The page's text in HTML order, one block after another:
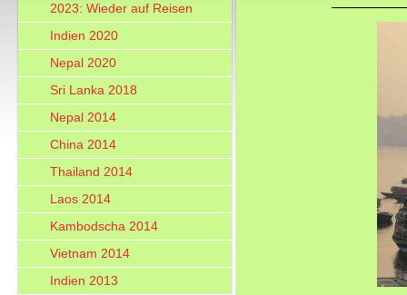
2023: Wieder auf Reisen
Indien 2020
Nepal 2020
Sri Lanka 2018
Nepal 2014
China 2014
Thailand 2014
Laos 2014
Kambodscha 2014
Vietnam 2014
Indien 2013